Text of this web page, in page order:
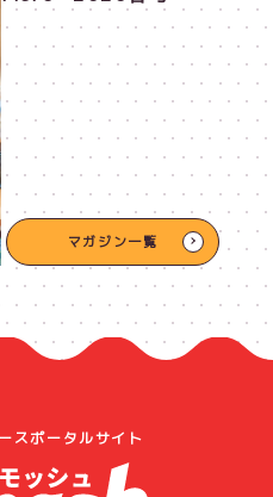
マガジン一覧
スポータルサイト